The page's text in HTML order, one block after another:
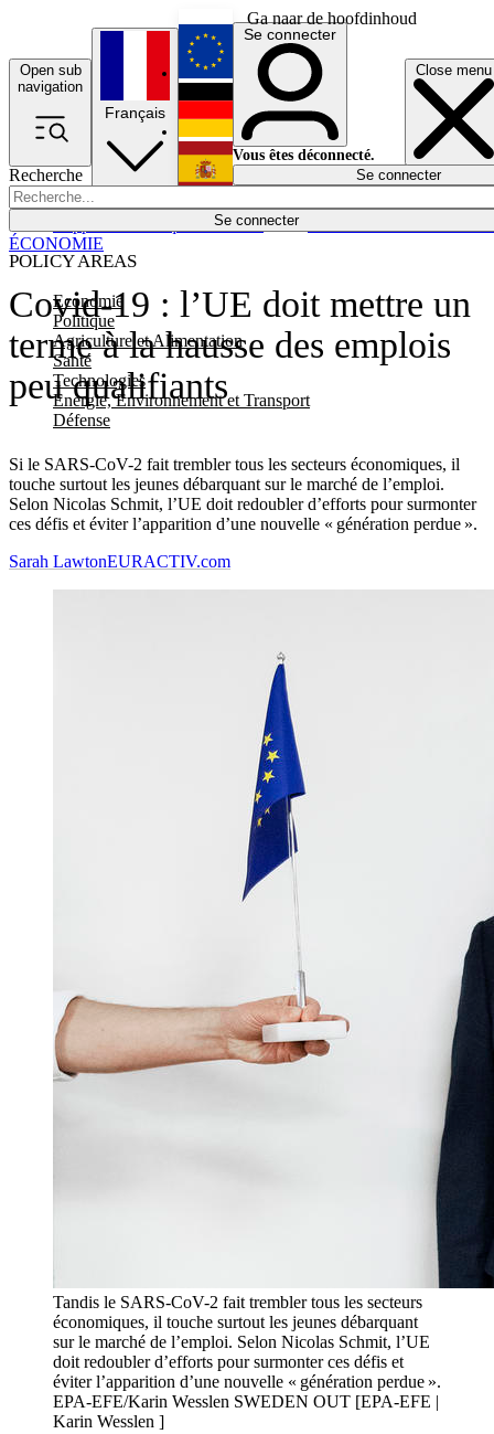
Ga naar de hoofdinhoud
Open sub
navigation
Close menu
Recherche
Se connecter
POLICY AREAS
Economie
Politique
Agriculture et Alimentation
Santé
Technologies
Energie, Environnement et Transport
Défense
Économie
Français
English
Deutsch
Español
Se connecter
Vous êtes déconnecté.
Se connecter
Covid-19 : l’UE doit mettre un
terme à la hausse des emplois
peu qualifiants
Si le SARS-CoV-2 fait trembler tous les secteurs économiques, il
touche surtout les jeunes débarquant sur le marché de l’emploi.
Selon Nicolas Schmit, l’UE doit redoubler d’efforts pour surmonter
ces défis et éviter l’apparition d’une nouvelle « génération perdue ».
ÉCONOMIE
Sarah LawtonEURACTIV.com
Tandis le SARS-CoV-2 fait trembler tous les secteurs
économiques, il touche surtout les jeunes débarquant
sur le marché de l’emploi. Selon Nicolas Schmit, l’UE
doit redoubler d’efforts pour surmonter ces défis et
éviter l’apparition d’une nouvelle « génération perdue ».
EPA-EFE/Karin Wesslen SWEDEN OUT [EPA-EFE |
Karin Wesslen ]